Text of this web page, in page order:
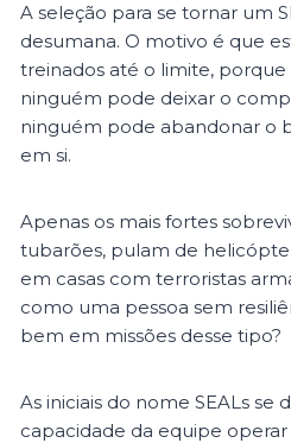
A seleção para se tornar um
desumana. O motivo é que
treinados até o limite,
ninguém pode deixar o
ninguém pode abandonar o
em si.
Apenas os mais fortes
tubarões, pulam de
em casas com terroristas
como uma pessoa sem
bem em missões desse tipo?
As iniciais do nome SEALs se
capacidade da equipe